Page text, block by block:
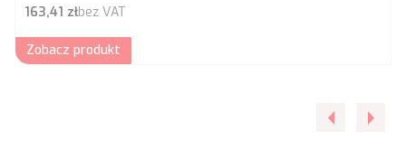
Cena netto
163,41 złbez VAT
Zobacz produkt